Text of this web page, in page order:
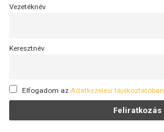
Vezetéknév
Keresztnév
Elfogadom az Adatkezelési tájékoztatóban